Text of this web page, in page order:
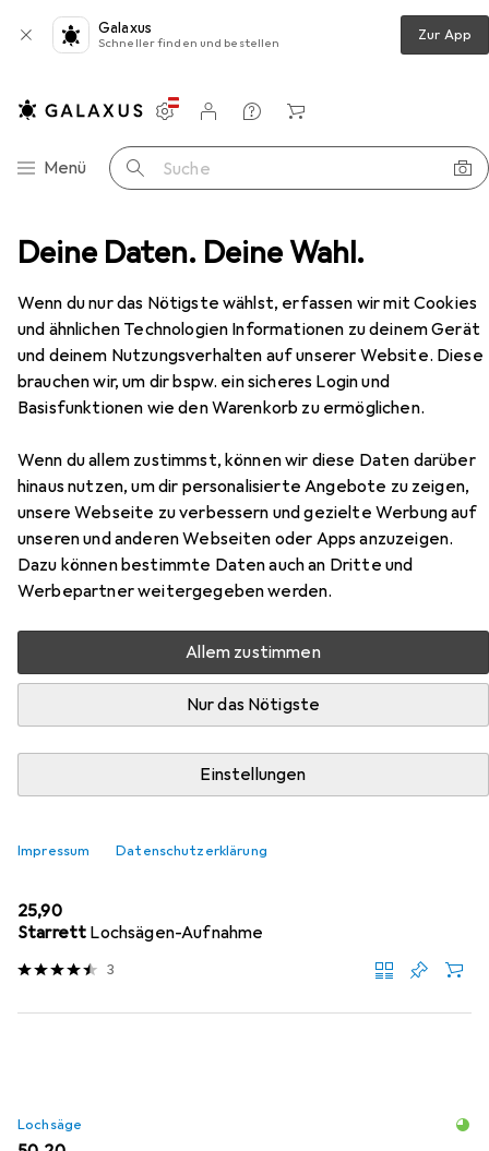
Deine Daten. Deine Wahl.
Wenn du nur das Nötigste wählst, erfassen wir mit Cookies
und ähnlichen Technologien Informationen zu deinem Gerät
und deinem Nutzungsverhalten auf unserer Website. Diese
brauchen wir, um dir bspw. ein sicheres Login und
Basisfunktionen wie den Warenkorb zu ermöglichen.
Wenn du allem zustimmst, können wir diese Daten darüber
hinaus nutzen, um dir personalisierte Angebote zu zeigen,
unsere Webseite zu verbessern und gezielte Werbung auf
unseren und anderen Webseiten oder Apps anzuzeigen.
Dazu können bestimmte Daten auch an Dritte und
Werbepartner weitergegeben werden.
Allem zustimmen
Nur das Nötigste
Einstellungen
Impressum Datenschutzerklärung
Galaxus
Schneller finden und bestellen Zur App
Navigation nach Kategorien
Menü Suche
Einstellungen
Kundenkonto
Vergleichslisten
Merklisten
Warenkorb
+ Bohren Lochsäge Starrett Lochsäge
EUR
21,42
StarrettLochsäge
Zubehör für Starrett Lochsäge
Hier findest du passendes Zubehör zum Produkt Starrett
Lochsäge aus der Kategorie Lochsäge.
EUR
25,90
Starrett Lochsägen-Aufnahme
3
Lochsäge